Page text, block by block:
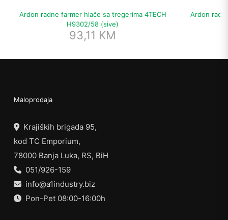
Ardon radne farmer hlače sa tregerima 4TECH
H9302/58 (sive)
93,11 KM
Ardon
Maloprodaja
Krajiških brigada 95,
kod TC Emporium,
78000 Banja Luka, RS, BiH
051/926-159
info@a1industry.biz
Pon-Pet 08:00-16:00h